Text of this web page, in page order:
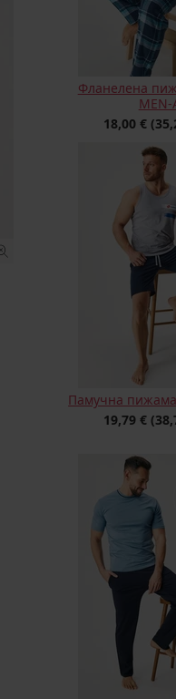
Фланелена
MEN-
18,00 €
Памучна
19,79 €